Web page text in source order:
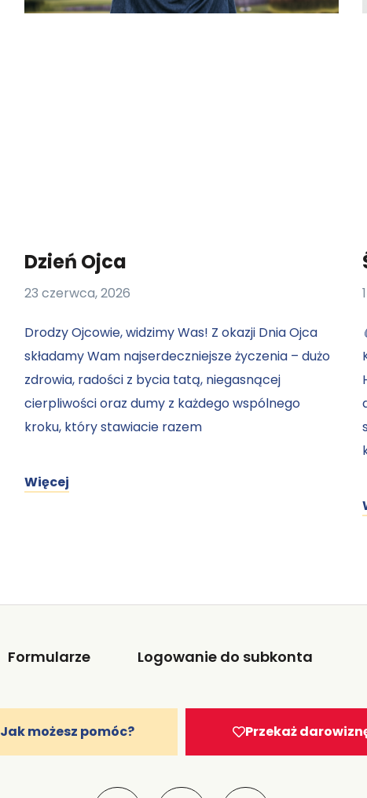
Dzień Ojca
23 czerwca, 2026
Drodzy Ojcowie, widzimy Was! Z okazji Dnia Ojca
składamy Wam najserdeczniejsze życzenia – dużo
zdrowia, radości z bycia tatą, niegasnącej
cierpliwości oraz dumy z każdego wspólnego
kroku, który stawiacie razem
Więcej
Formularze Logowanie do subkonta
Jak możesz pomóc? Przekaż